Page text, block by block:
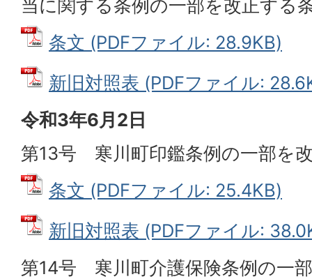
当に関する条例の一部を改正する
条文 (PDFファイル: 28.9KB)
新旧対照表 (PDFファイル:
令和3年6月2日
第13号 寒川町印鑑条例の一部を
条文 (PDFファイル: 25.4KB)
新旧対照表 (PDFファイル:
第14号 寒川町介護保険条例の一